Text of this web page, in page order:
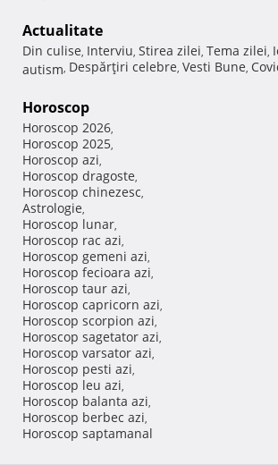
Actualitate
Din culise, Interviu, Stirea zilei, Tema zilei,
autism, Despărţiri celebre, Vesti Bune,
Horoscop
Horoscop 2026,
Horoscop 2025,
Horoscop azi,
Horoscop dragoste,
Horoscop chinezesc,
Astrologie,
Horoscop lunar,
Horoscop rac azi,
Horoscop gemeni azi,
Horoscop fecioara azi,
Horoscop taur azi,
Horoscop capricorn azi,
Horoscop scorpion azi,
Horoscop sagetator azi,
Horoscop varsator azi,
Horoscop pesti azi,
Horoscop leu azi,
Horoscop balanta azi,
Horoscop berbec azi,
Horoscop saptamanal